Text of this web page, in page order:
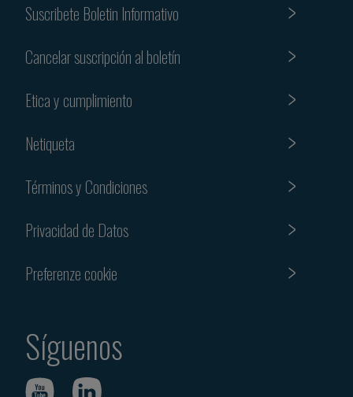
Suscribete Boletin Informativo
Cancelar suscripción al boletín
Etica y cumplimiento
Netiqueta
Términos y Condiciones
Privacidad de Datos
Preferenze cookie
Síguenos